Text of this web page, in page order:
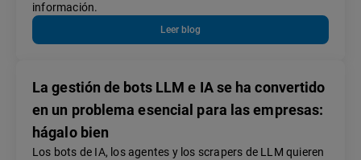
información.
Leer blog
La gestión de bots LLM e IA se ha convertido
en un problema esencial para las empresas:
hágalo bien
Los bots de IA, los agentes y los scrapers de LLM quieren